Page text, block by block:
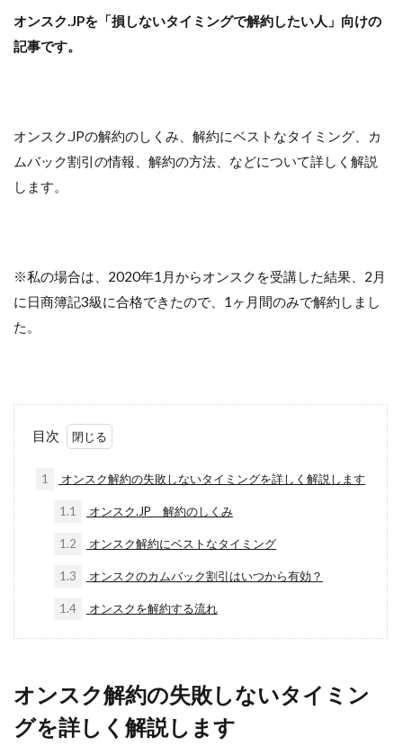
オンスク.JPを「損しないタイミングで解約したい人」向けの
記事です。
オンスク.JPの解約のしくみ、解約にベストなタイミング、カ
ムバック割引の情報、解約の方法、などについて詳しく解説
します。
※私の場合は、2020年1月からオンスクを受講した結果、2月
に日商簿記3級に合格できたので、1ヶ月間のみで解約しまし
た。
目次
1 オンスク解約の失敗しないタイミングを詳しく解説します
1.1 オンスク.JP 解約のしくみ
1.2 オンスク解約にベストなタイミング
1.3 オンスクのカムバック割引はいつから有効？
1.4 オンスクを解約する流れ
オンスク解約の失敗しないタイミン
グを詳しく解説します